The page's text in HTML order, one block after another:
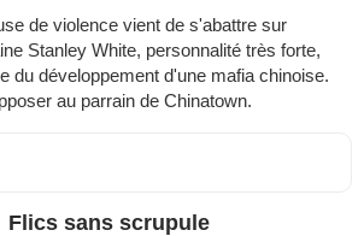
de violence vient de s'abattre sur
Stanley White, personnalité très forte,
du développement d'une mafia chinoise.
au parrain de Chinatown.
Flics sans scrupule